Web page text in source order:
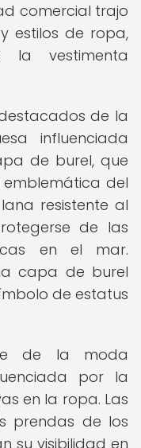
comercial trajo
estilos de ropa,
vestimenta
de la
influenciada
de burel, que
del
resistente al
de las
en el mar.
capa de burel
de estatus
de la moda
por la
en la ropa. Las
prendas de los
su visibilidad en